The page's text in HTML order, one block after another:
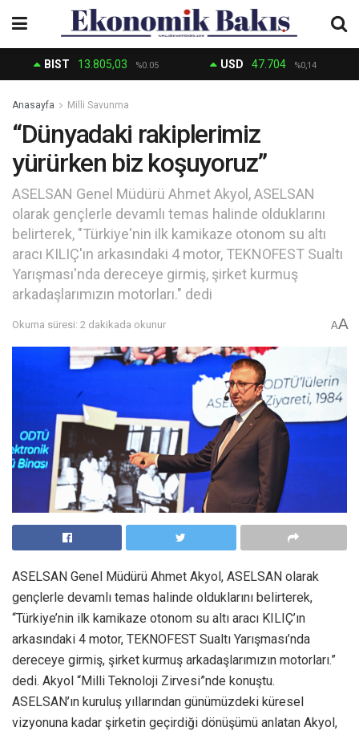
BIST 13.805,03 %0.05 USD 47.704 %0,14
Anasayfa Milli Savunma
“Dünyadaki rakiplerimiz
yürürken biz koşuyoruz”
ASELSAN Genel Müdürü Ahmet Akyol, ASELSAN
olarak gençlerle devamlı temas halinde olduklarını
belirterek, "Türkiye'nin ilk kamikaze otonom su altı
aracı KILIÇ'ın arkasındaki 4 motor, TEKNOFEST Sualtı
Yarışması'nda dereceye girmiş, şirket kurmuş
arkadaşlarımızın motorları." dedi
Okuma süresi: 2 dakikada okunur AA
ASELSAN Genel Müdürü Ahmet Akyol, ASELSAN olarak
gençlerle devamlı temas halinde olduklarını belirterek,
“Türkiye’nin ilk kamikaze otonom su altı aracı KILIÇ’ın
arkasındaki 4 motor, TEKNOFEST Sualtı Yarışması’nda
dereceye girmiş, şirket kurmuş arkadaşlarımızın motorları.”
dedi. Akyol “Milli Teknoloji Zirvesi”nde konuştu.
ASELSAN’ın kuruluş yıllarından günümüzdeki küresel
vizyonuna kadar şirketin geçirdiği dönüşümü anlatan Akyol,